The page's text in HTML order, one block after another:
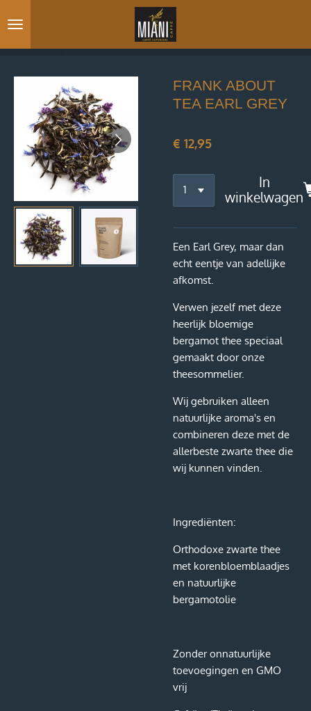
direct
naar
FRANK ABOUT
TEA EARL GREY
€ 12,95
In
winkelwagen
Een Earl Grey, maar dan
echt eentje van adellijke
afkomst.
Verwen jezelf met deze
heerlijk bloemige
bergamot thee speciaal
gemaakt door onze
theesommelier.
Wij gebruiken alleen
natuurlijke aroma's en
combineren deze met de
allerbeste zwarte thee die
wij kunnen vinden.
Ingrediënten:
Orthodoxe zwarte thee
met korenbloemblaadjes
en natuurlijke
bergamotolie
Zonder onnatuurlijke
toevoegingen en GMO
vrij